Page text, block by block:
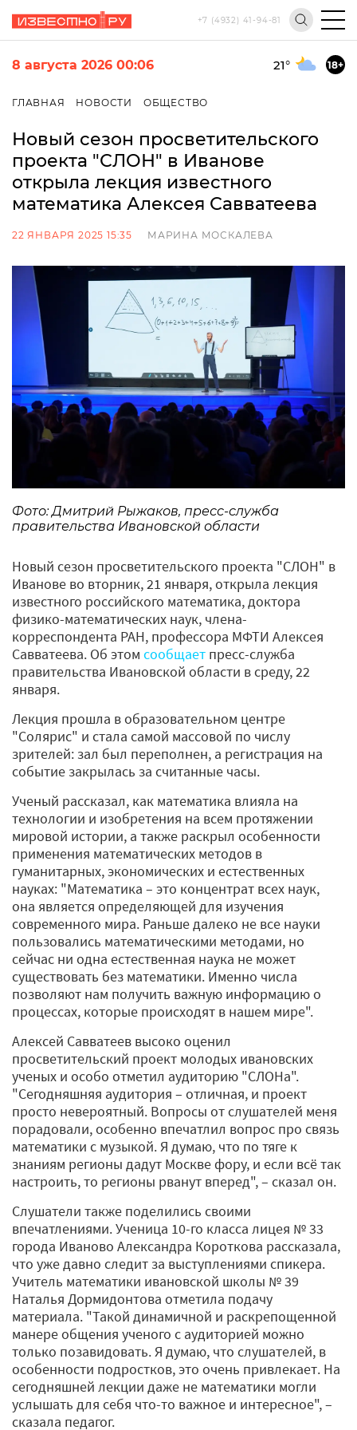
+7 (4932) 41-94-81
8 августа 2026 00:06 21° 18+
ГЛАВНАЯ НОВОСТИ ОБЩЕСТВО
Новый сезон просветительского
проекта "СЛОН" в Иванове
открыла лекция известного
математика Алексея Савватеева
22 ЯНВАРЯ 2025 15:35 МАРИНА МОСКАЛЕВА
Фото: Дмитрий Рыжаков, пресс-служба
правительства Ивановской области
Новый сезон просветительского проекта "СЛОН" в
Иванове во вторник, 21 января, открыла лекция
известного российского математика, доктора
физико-математических наук, члена-
корреспондента РАН, профессора МФТИ Алексея
Савватеева. Об этом сообщает пресс-служба
правительства Ивановской области в среду, 22
января.
Лекция прошла в образовательном центре
"Солярис" и стала самой массовой по числу
зрителей: зал был переполнен, а регистрация на
событие закрылась за считанные часы.
Ученый рассказал, как математика влияла на
технологии и изобретения на всем протяжении
мировой истории, а также раскрыл особенности
применения математических методов в
гуманитарных, экономических и естественных
науках: "Математика – это концентрат всех наук,
она является определяющей для изучения
современного мира. Раньше далеко не все науки
пользовались математическими методами, но
сейчас ни одна естественная наука не может
существовать без математики. Именно числа
позволяют нам получить важную информацию о
процессах, которые происходят в нашем мире".
Алексей Савватеев высоко оценил
просветительский проект молодых ивановских
ученых и особо отметил аудиторию "СЛОНа".
"Сегодняшняя аудитория – отличная, и проект
просто невероятный. Вопросы от слушателей меня
порадовали, особенно впечатлил вопрос про связь
математики с музыкой. Я думаю, что по тяге к
знаниям регионы дадут Москве фору, и если всё так
настроить, то регионы рванут вперед", – сказал он.
Слушатели также поделились своими
впечатлениями. Ученица 10-го класса лицея № 33
города Иваново Александра Короткова рассказала,
что уже давно следит за выступлениями спикера.
Учитель математики ивановской школы № 39
Наталья Дормидонтова отметила подачу
материала. "Такой динамичной и раскрепощенной
манере общения ученого с аудиторией можно
только позавидовать. Я думаю, что слушателей, в
особенности подростков, это очень привлекает. На
сегодняшней лекции даже не математики могли
услышать для себя что-то важное и интересное", –
сказала педагог.